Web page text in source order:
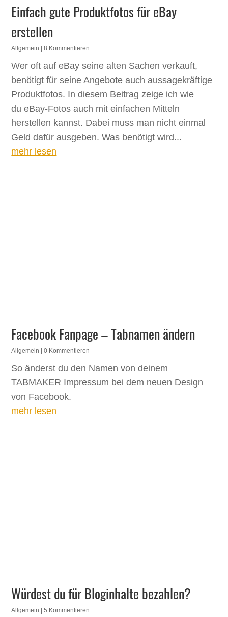
Einfach gute Produktfotos für eBay
erstellen
Allgemein | 8 Kommentieren
Wer oft auf eBay seine alten Sachen verkauft,
benötigt für seine Angebote auch aussagekräftige
Produktfotos. In diesem Beitrag zeige ich wie
du eBay-Fotos auch mit einfachen Mitteln
herstellen kannst. Dabei muss man nicht einmal
Geld dafür ausgeben. Was benötigt wird...
mehr lesen
Facebook Fanpage – Tabnamen ändern
Allgemein | 0 Kommentieren
So änderst du den Namen von deinem
TABMAKER Impressum bei dem neuen Design
von Facebook.
mehr lesen
Würdest du für Bloginhalte bezahlen?
Allgemein | 5 Kommentieren